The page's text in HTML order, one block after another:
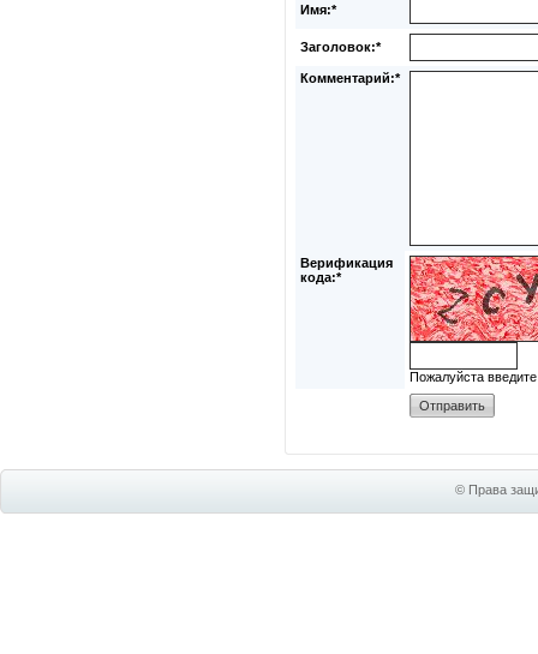
Имя:*
Заголовок:*
Комментарий:*
Верификация
кода:*
Пожалуйста
© Права